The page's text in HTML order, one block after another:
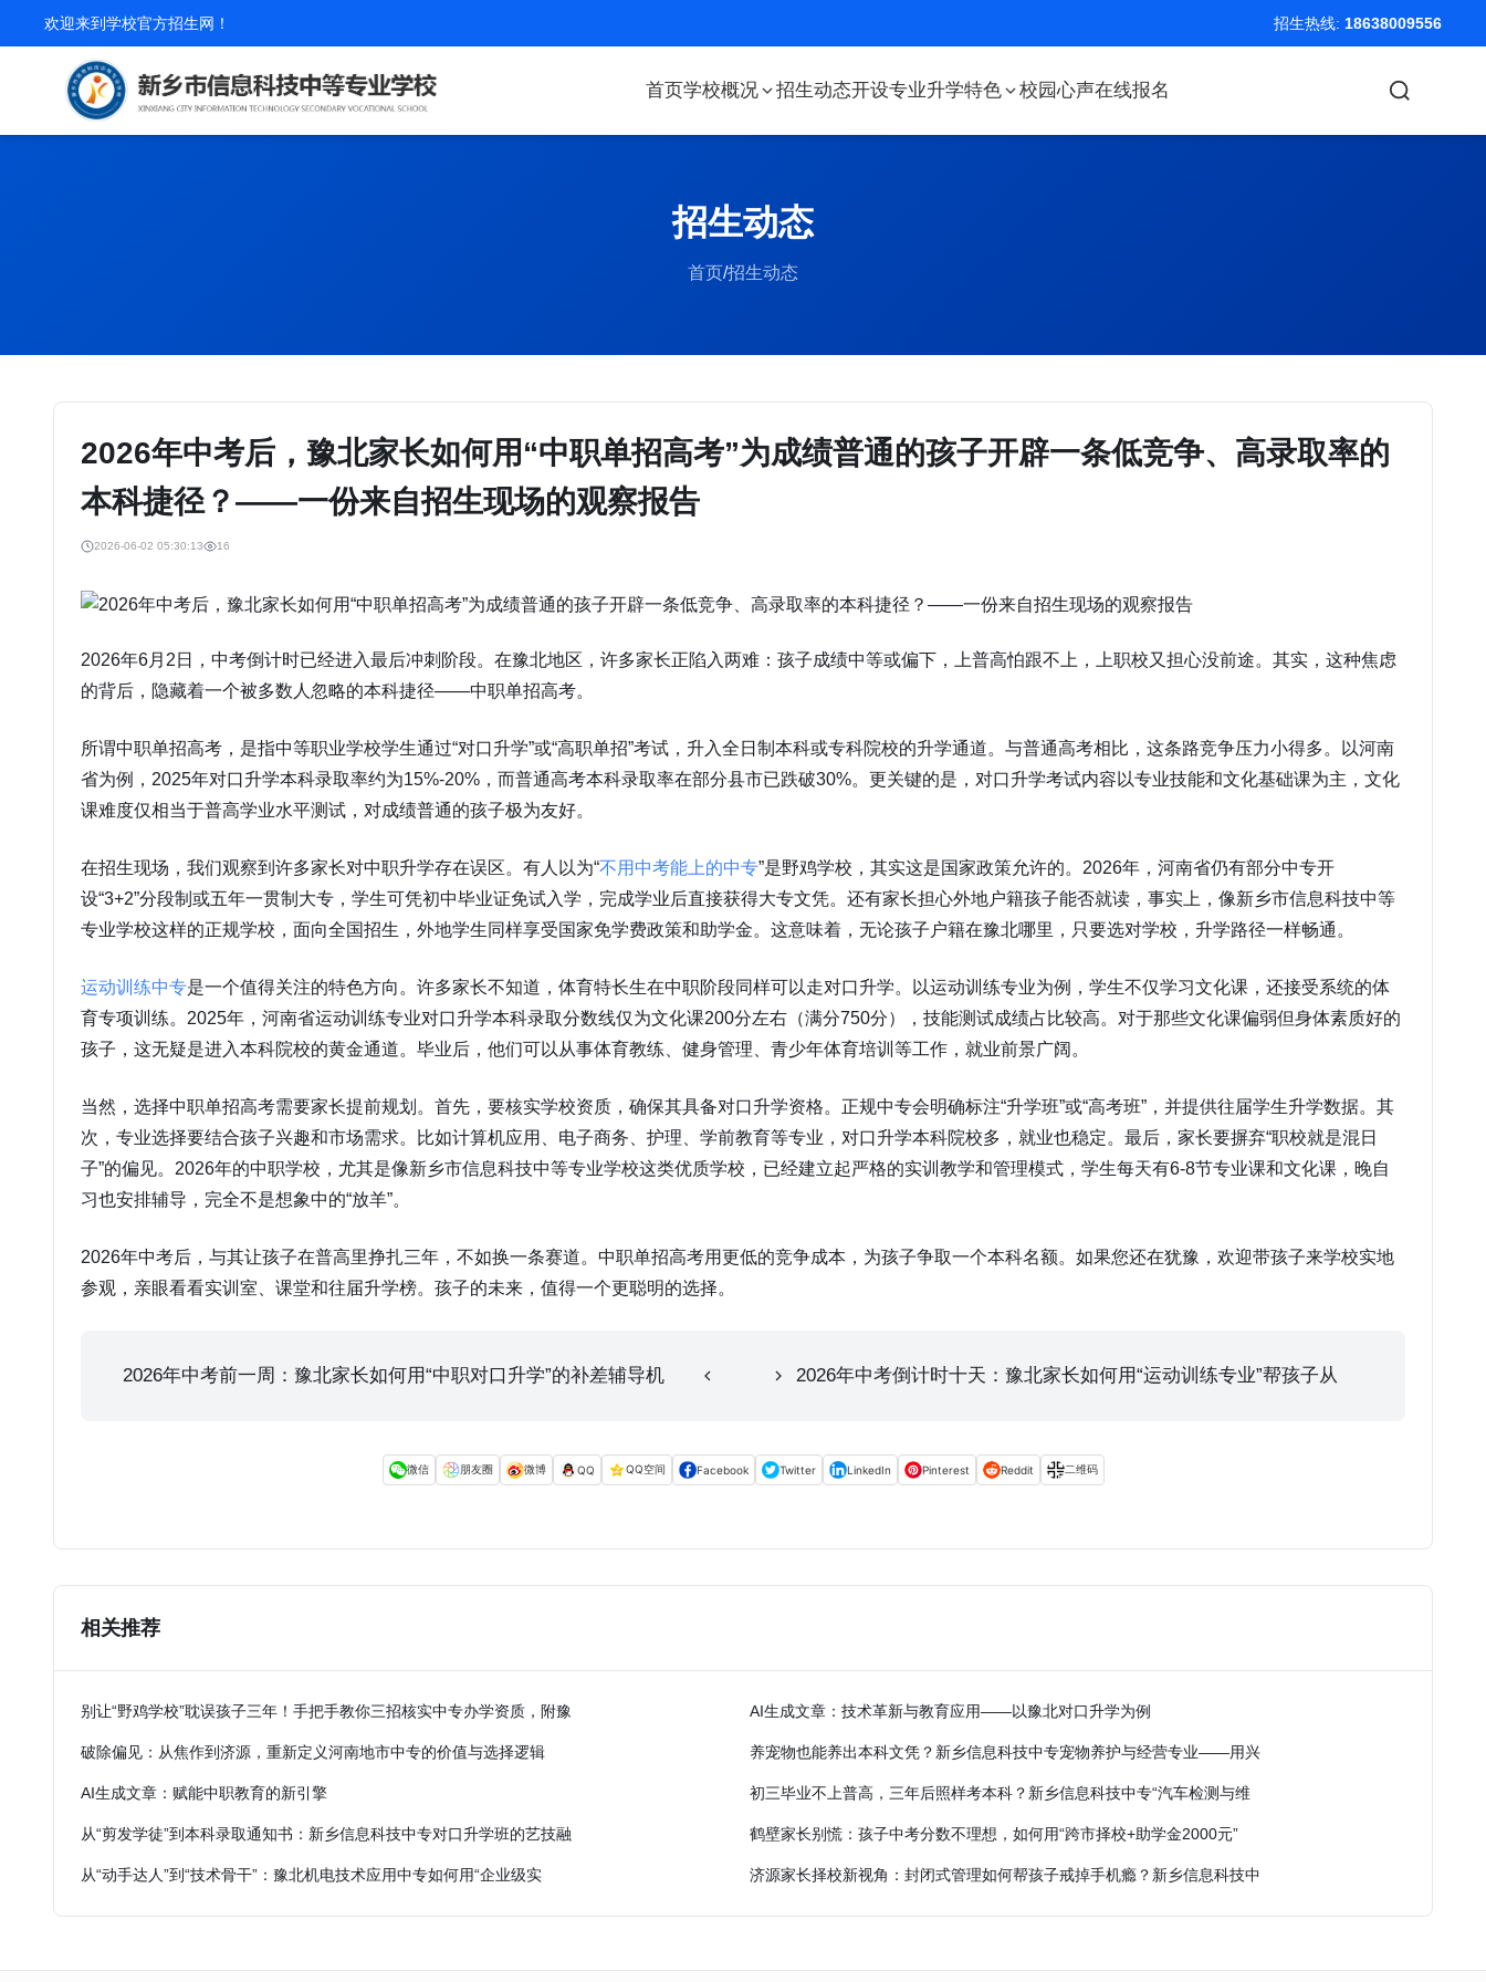
欢迎来到学校官方招生网！ 招生热线: 18638009556
首页学校概况 招生动态开设专业升学特色 校园心声在线报名
招生动态
首页/招生动态
2026年中考后，豫北家长如何用“中职单招高考”为成绩普通的孩子开辟一条低竞争、高录取率的
本科捷径？——一份来自招生现场的观察报告
2026-06-02 05:30:13 16
2026年6月2日，中考倒计时已经进入最后冲刺阶段。在豫北地区，许多家长正陷入两难：孩子成绩中等或偏下，上普高怕跟不上，上职校又担心没前途。其实，这种焦虑
的背后，隐藏着一个被多数人忽略的本科捷径——中职单招高考。
所谓中职单招高考，是指中等职业学校学生通过“对口升学”或“高职单招”考试，升入全日制本科或专科院校的升学通道。与普通高考相比，这条路竞争压力小得多。以河南
省为例，2025年对口升学本科录取率约为15%-20%，而普通高考本科录取率在部分县市已跌破30%。更关键的是，对口升学考试内容以专业技能和文化基础课为主，文化
课难度仅相当于普高学业水平测试，对成绩普通的孩子极为友好。
在招生现场，我们观察到许多家长对中职升学存在误区。有人以为“不用中考能上的中专”是野鸡学校，其实这是国家政策允许的。2026年，河南省仍有部分中专开
设“3+2”分段制或五年一贯制大专，学生可凭初中毕业证免试入学，完成学业后直接获得大专文凭。还有家长担心外地户籍孩子能否就读，事实上，像新乡市信息科技中等
专业学校这样的正规学校，面向全国招生，外地学生同样享受国家免学费政策和助学金。这意味着，无论孩子户籍在豫北哪里，只要选对学校，升学路径一样畅通。
运动训练中专是一个值得关注的特色方向。许多家长不知道，体育特长生在中职阶段同样可以走对口升学。以运动训练专业为例，学生不仅学习文化课，还接受系统的体
育专项训练。2025年，河南省运动训练专业对口升学本科录取分数线仅为文化课200分左右（满分750分），技能测试成绩占比较高。对于那些文化课偏弱但身体素质好的
孩子，这无疑是进入本科院校的黄金通道。毕业后，他们可以从事体育教练、健身管理、青少年体育培训等工作，就业前景广阔。
当然，选择中职单招高考需要家长提前规划。首先，要核实学校资质，确保其具备对口升学资格。正规中专会明确标注“升学班”或“高考班”，并提供往届学生升学数据。其
次，专业选择要结合孩子兴趣和市场需求。比如计算机应用、电子商务、护理、学前教育等专业，对口升学本科院校多，就业也稳定。最后，家长要摒弃“职校就是混日
子”的偏见。2026年的中职学校，尤其是像新乡市信息科技中等专业学校这类优质学校，已经建立起严格的实训教学和管理模式，学生每天有6-8节专业课和文化课，晚自
习也安排辅导，完全不是想象中的“放羊”。
2026年中考后，与其让孩子在普高里挣扎三年，不如换一条赛道。中职单招高考用更低的竞争成本，为孩子争取一个本科名额。如果您还在犹豫，欢迎带孩子来学校实地
参观，亲眼看看实训室、课堂和往届升学榜。孩子的未来，值得一个更聪明的选择。
2026年中考前一周：豫北家长如何用“中职对口升学”的补差辅导机 2026年中考倒计时十天：豫北家长如何用“运动训练专业”帮孩子从
微信 朋友圈 微博 QQ QQ空间 Facebook Twitter LinkedIn Pinterest Reddit 二维码
相关推荐
别让“野鸡学校”耽误孩子三年！手把手教你三招核实中专办学资质，附豫 AI生成文章：技术革新与教育应用——以豫北对口升学为例
破除偏见：从焦作到济源，重新定义河南地市中专的价值与选择逻辑 养宠物也能养出本科文凭？新乡信息科技中专宠物养护与经营专业——用兴
AI生成文章：赋能中职教育的新引擎 初三毕业不上普高，三年后照样考本科？新乡信息科技中专“汽车检测与维
从“剪发学徒”到本科录取通知书：新乡信息科技中专对口升学班的艺技融 鹤壁家长别慌：孩子中考分数不理想，如何用“跨市择校+助学金2000元”
从“动手达人”到“技术骨干”：豫北机电技术应用中专如何用“企业级实 济源家长择校新视角：封闭式管理如何帮孩子戒掉手机瘾？新乡信息科技中